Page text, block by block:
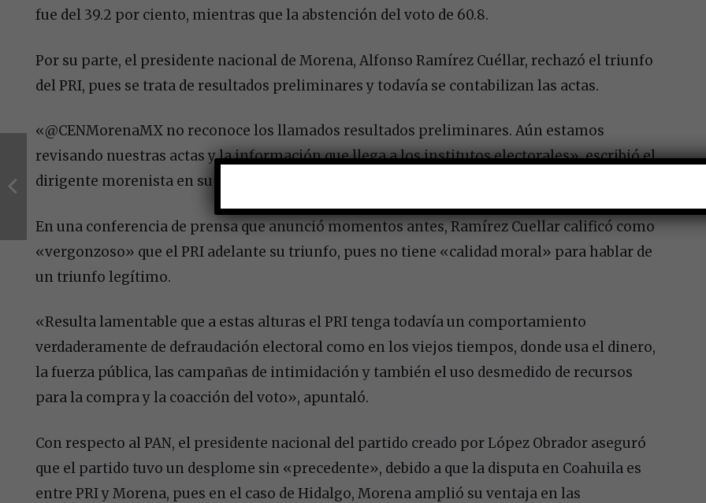
fue del 39.2 por ciento, mientras que la abstención del voto de 60.8.
Por su parte, el presidente nacional de Morena, Alfonso Ramírez Cuéllar, rechazó el triunfo
del PRI, pues se trata de resultados preliminares y todavía se contabilizan las actas.
«@CENMorenaMX no reconoce los llamados resultados preliminares. Aún estamos
revisando nuestras actas y la información que llega a los institutos electorales», escribió el
dirigente morenista en su cuenta de Twitter.
En una conferencia de prensa que anunció momentos antes, Ramírez Cuellar calificó como
«vergonzoso» que el PRI adelante su triunfo, pues no tiene «calidad moral» para hablar de
un triunfo legítimo.
«Resulta lamentable que a estas alturas el PRI tenga todavía un comportamiento
verdaderamente de defraudación electoral como en los viejos tiempos, donde usa el dinero,
la fuerza pública, las campañas de intimidación y también el uso desmedido de recursos
para la compra y la coacción del voto», apuntaló.
Con respecto al PAN, el presidente nacional del partido creado por López Obrador aseguró
que el partido tuvo un desplome sin «precedente», debido a que la disputa en Coahuila es
entre PRI y Morena, pues en el caso de Hidalgo, Morena amplió su ventaja en las